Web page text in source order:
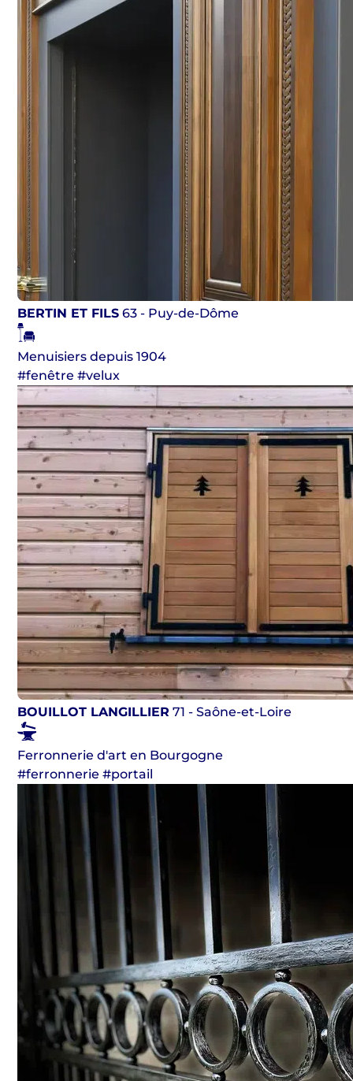
BERTIN ET FILS 63 - Puy-de-Dôme
Menuisiers depuis 1904
#fenêtre #velux
BOUILLOT LANGILLIER 71 - Saône-et-Loire
Ferronnerie d'art en Bourgogne
#ferronnerie #portail